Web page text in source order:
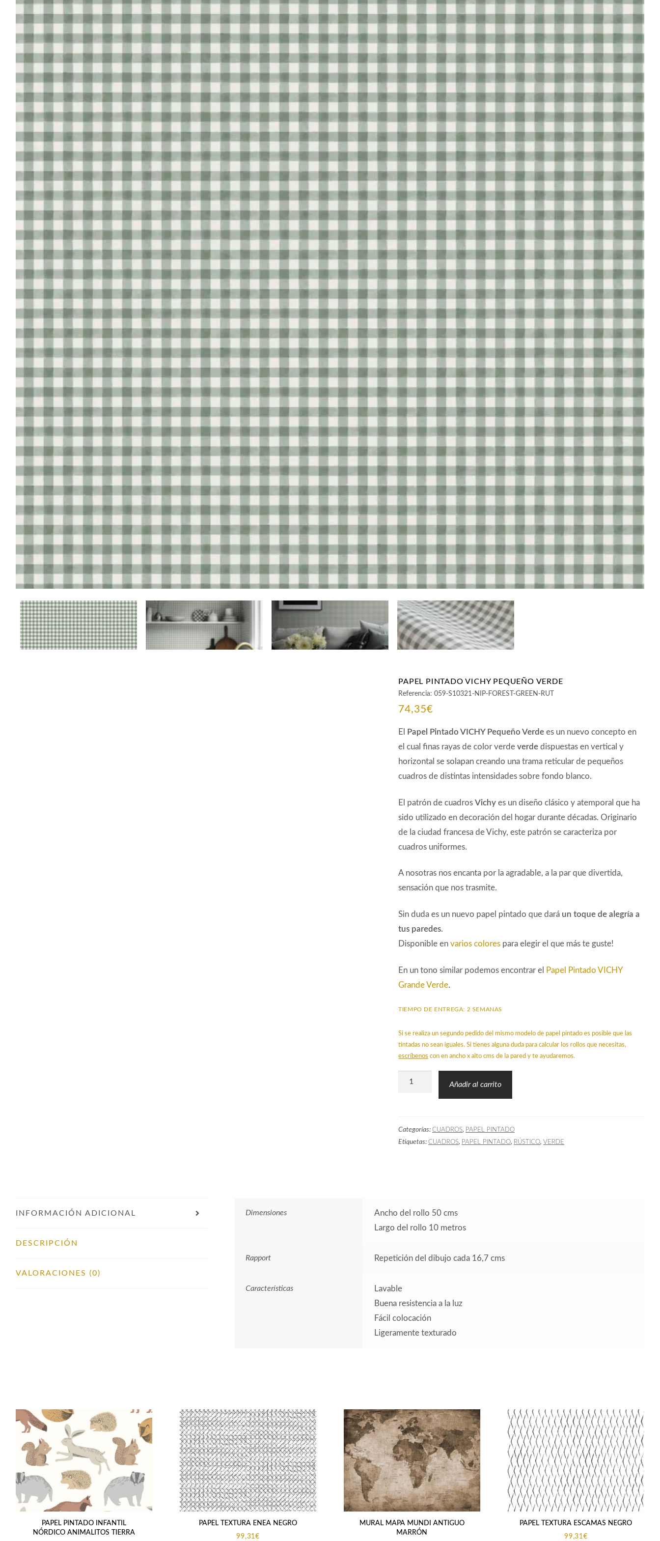
PAPEL PINTADO VICHY PEQUEÑO VERDE
Referencia:059-S10321-NIP-FOREST-GREEN-RUT
74,35€
El Papel Pintado VICHY Pequeño Verdees un nuevo concepto en
el cual finas rayas de color verdeverde dispuestas en vertical y
horizontal se solapan creando una trama reticular de pequeños
cuadros de distintas intensidades sobre fondo blanco.
El patrón de cuadrosVichy es un diseño clásico y atemporal que ha
sido utilizado en decoración del hogar durante décadas. Originario
de la ciudad francesa de Vichy, este patrón se caracteriza por
cuadros uniformes.
A nosotras nos encanta por la agradable, a la par que divertida,
sensación que nos trasmite.
Sin duda es un nuevo papel pintado que dará un toque de alegría a
tus paredes.
Disponible envarios colores para elegir el que más te guste!
En un tono similar podemos encontrar el
Papel Pintado VICHY
Grande Verde.
TIEMPO DE ENTREGA: 2 SEMANAS
Si se realiza un segundo pedido del mismo modelo de papel pintado es posible que las
tintadas no sean iguales. Si tienes alguna duda para calcular los rollos que necesitas,
escríbenos con en ancho x alto cms de la pared y te ayudaremos.
Papel
Verde
cantidad
Añadir al carrito
Categorías:CUADROS, PAPEL PINTADO
Etiquetas:CUADROS, PAPEL PINTADO, RÚSTICO,VERDE
INFORMACIÓN ADICIONAL
DESCRIPCIÓN
VALORACIONES (0)
Dimensiones
Ancho del rollo 50 cms
Largo del rollo 10 metros
Rapport Repetición del dibujo cada 16,7 cms
Características
Lavable
Buena resistencia a la luz
Fácil colocación
Ligeramente texturado
PAPEL PINTADO INFANTIL
NÓRDICO ANIMALITOS TIERRA
PAPEL TEXTURA ENEA NEGRO
99,31€
MURAL MAPA MUNDI ANTIGUO
MARRÓN
PAPEL TEXTURA ESCAMAS NEGRO
99,31€